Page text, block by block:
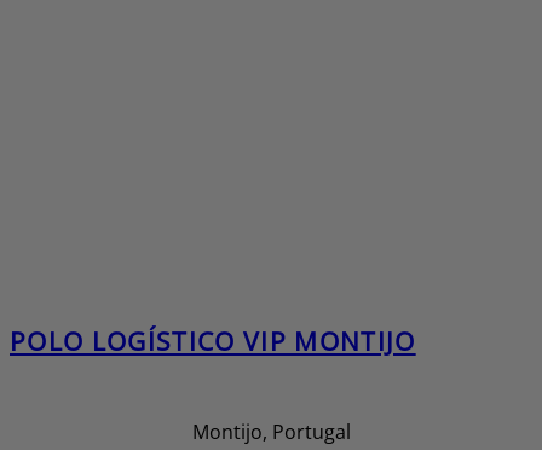
POLO LOGÍSTICO VIP MONTIJO
Montijo, Portugal